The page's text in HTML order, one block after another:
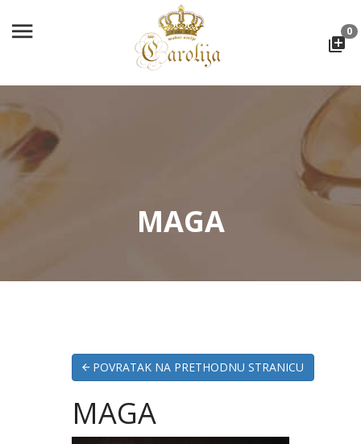
0
MAGA
POVRATAK NA PRETHODNU STRANICU
MAGA